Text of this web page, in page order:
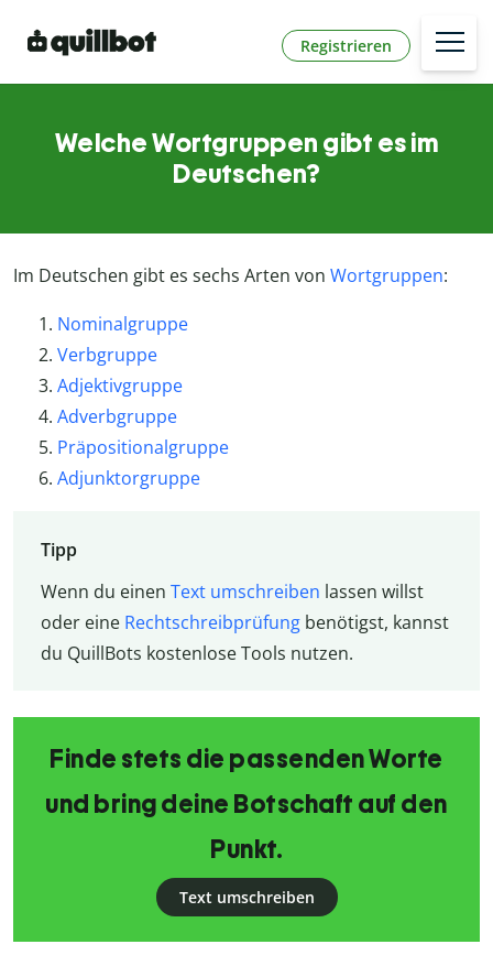
Registrieren
Welche Wortgruppen gibt es im
Deutschen?
Im Deutschen gibt es sechs Arten von Wortgruppen:
Nominalgruppe
Verbgruppe
Adjektivgruppe
Adverbgruppe
Präpositionalgruppe
Adjunktorgruppe
Tipp
Wenn du einen Text umschreiben lassen willst
oder eine Rechtschreibprüfungbenötigst, kannst
du QuillBots kostenlose Tools nutzen.
Finde stets die passenden Worte
und bring deine Botschaft auf den
Punkt.
Text umschreiben